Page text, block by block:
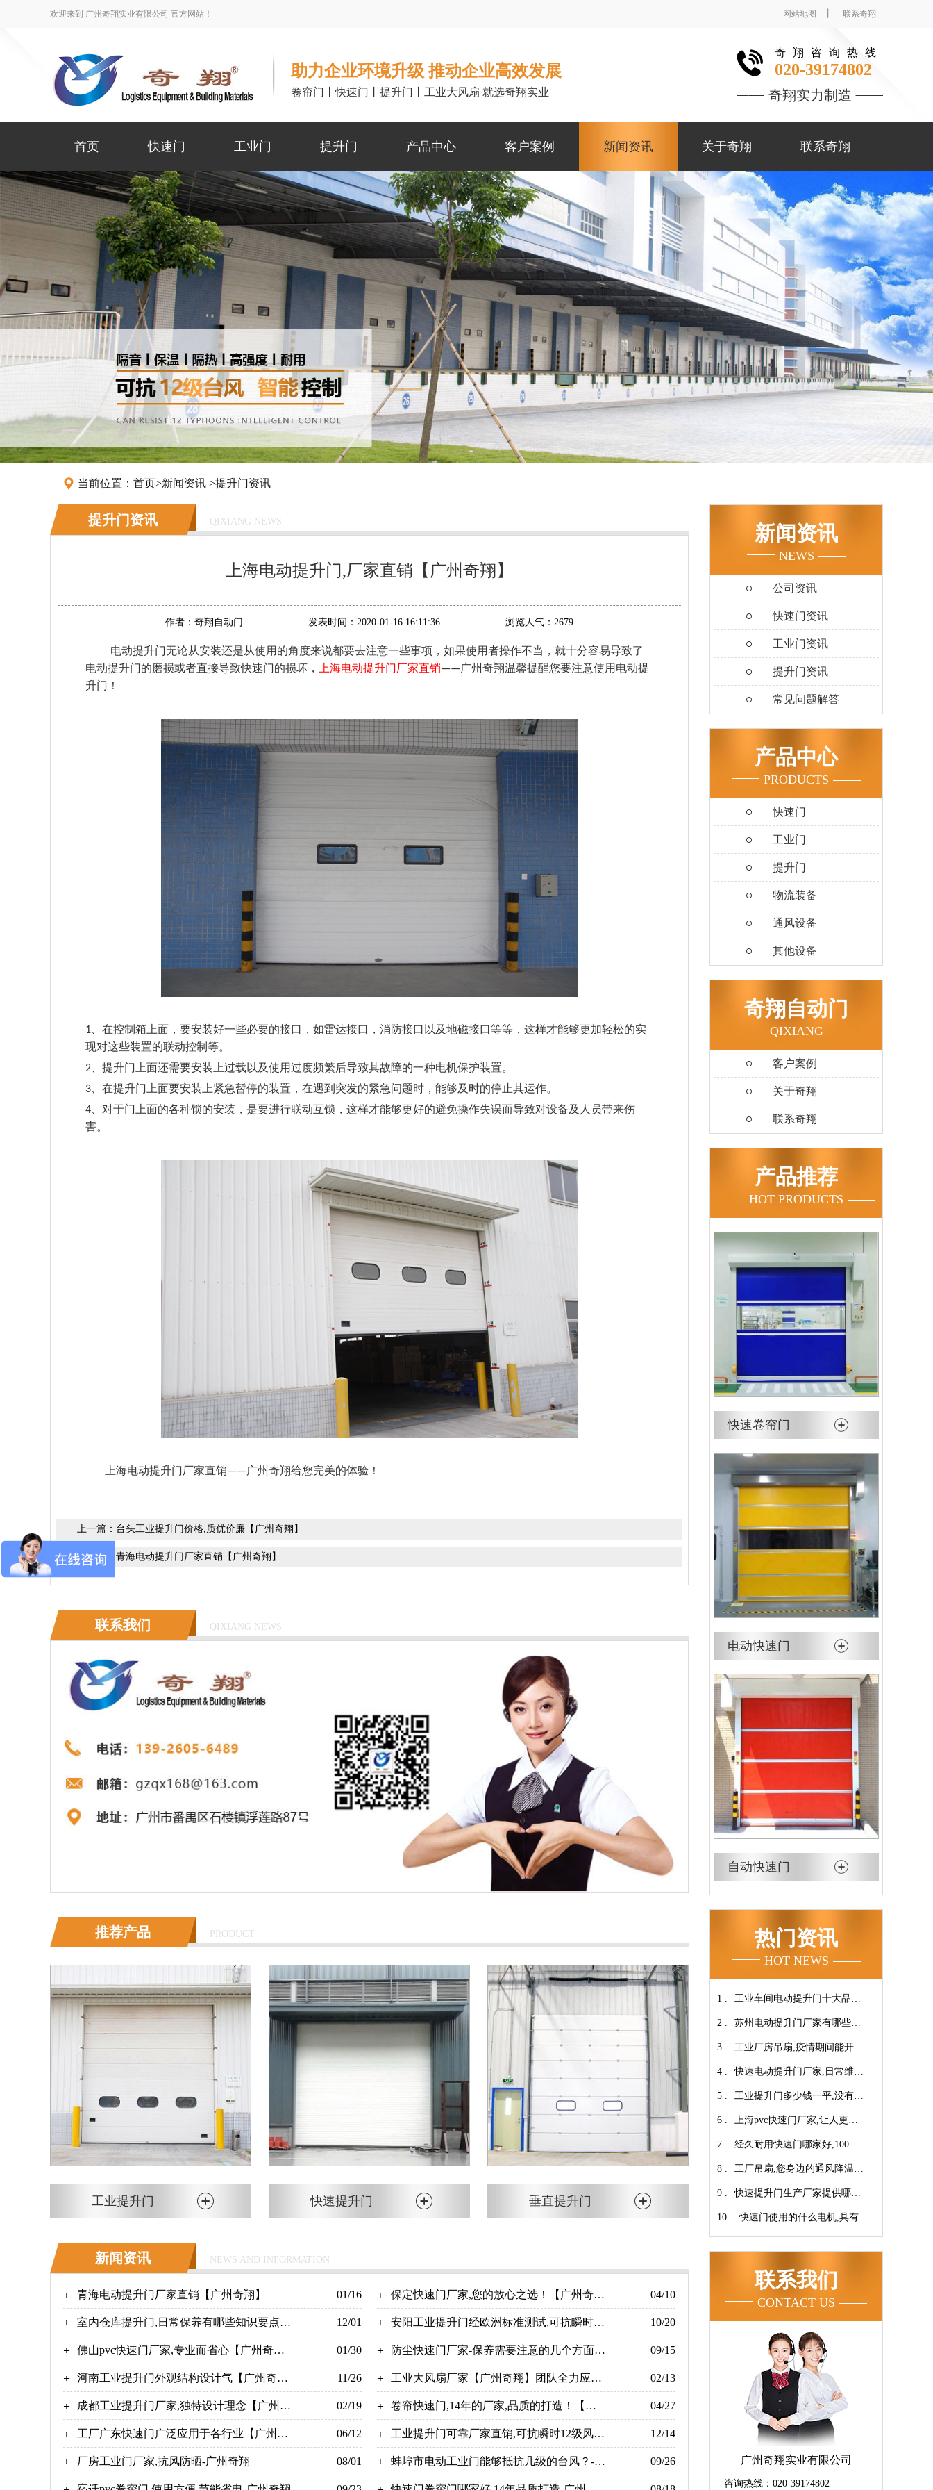
欢迎来到 广州奇翔实业有限公司 官方网站！ 网站地图 联系奇翔
助力企业环境升级 推动企业高效发展
卷帘门丨快速门丨提升门丨工业大风扇 就选奇翔实业
奇翔咨询热线
020-39174802
奇翔实力制造
首页 快速门 工业门 提升门 产品中心 客户案例 新闻资讯 关于奇翔 联系奇翔
当前位置： 首页>新闻资讯 >提升门资讯
提升门资讯 QIXIANG NEWS
上海电动提升门,厂家直销【广州奇翔】
作者： 奇翔自动门 发表时间： 2020-01-16 16:11:36 浏览人气： 2679
电动提升门无论从安装还是从使用的角度来说都要去注意一些事项，如果使用者操作不当，就十分容易导致了
电动提升门的磨损或者直接导致快速门的损坏，
上海电动提升门厂家直销——广州奇翔温馨提醒您要注意使用电动提
升门！
1 、在控制箱上面，要安装好一些必要的接口，如雷达接口，消防接口以及地磁接口等等，这样才能够更加轻松的实
现对这些装置的联动控制等。
2 、提升门上面还需要安装上过载以及使用过度频繁后导致其故障的一种电机保护装置。
3 、在提升门上面要安装上紧急暂停的装置，在遇到突发的紧急问题时，能够及时的停止其运作。
4 、对于门上面的各种锁的安装，是要进行联动互锁，这样才能够更好的避免操作失误而导致对设备及人员带来伤
害。
上海电动提升门厂家直销——广州奇翔给您完美的体验！
上一篇： 台头工业提升门价格,质优价廉【广州奇翔】
下一篇： 青海电动提升门厂家直销【广州奇翔】
联系我们 QIXIANG NEWS
推荐产品 PRODUCT
工业提升门 快速提升门 垂直提升门
新闻资讯 NEWS AND INFORMATION
青海电动提升门厂家直销【广州奇翔】 01/16 保定快速门厂家,您的放心之选！【广州奇
翔】
04/10
室内仓库提升门,日常保养有哪些知识要点-
广州奇翔
12/01 安阳工业提升门经欧洲标准测试,可抗瞬时12
级风力-广州奇翔
10/20
佛山pvc快速门厂家,专业而省心【广州奇
翔】
01/30 防尘快速门厂家-保养需要注意的几个方面-
广州奇翔
09/15
河南工业提升门外观结构设计气【广州奇
翔】
11/26 工业大风扇厂家【广州奇翔】团队全力应对
疫情！
02/13
成都工业提升门厂家,独特设计理念【广州奇
翔】
02/19 卷帘快速门,14年的厂家,品质的打造！【广
州奇翔】
04/27
工厂广东快速门广泛应用于各行业【广州奇
翔】
06/12 工业提升门可靠厂家直销,可抗瞬时12级风力
【广州奇翔】
12/14
厂房工业门厂家,抗风防晒-广州奇翔 08/01 蚌埠市电动工业门能够抵抗几级的台风？-广 09/26
新闻资讯
NEWS
公司资讯
快速门资讯
工业门资讯
提升门资讯
常见问题解答
产品中心
PRODUCTS
快速门
工业门
提升门
物流装备
通风设备
其他设备
奇翔自动门
QIXIANG
客户案例
关于奇翔
联系奇翔
产品推荐
HOT PRODUCTS
快速卷帘门
电动快速门
自动快速门
热门资讯
HOT NEWS
1 . 工业车间电动提升门十大品牌
【广州奇翔】
2 . 苏州电动提升门厂家有哪些优
势特点呢？-广州奇翔
3 . 工业厂房吊扇,疫情期间能开空
调吗?【广州奇翔】
4 . 快速电动提升门厂家,日常维保
小技巧！【广州奇翔】
5 . 工业提升门多少钱一平,没有中
间商差价放心选购【广州奇
翔】
6 . 上海pvc快速门厂家,让人更安
心-广州奇翔
7 . 经久耐用快速门哪家好,100万
次连续开启设计【广州奇翔】
8 . 工厂吊扇,您身边的通风降温专
家！【广州奇翔】
9 . 快速提升门生产厂家提供哪些
服务呢-广州奇翔
10 . 快速门使用的什么电机,具有快
联系我们
CONTACT US
广州奇翔实业有限公司
咨询热线：020-39174802